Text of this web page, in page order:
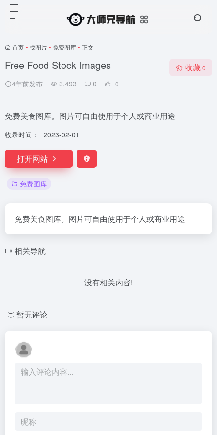
首页 • 找图片 • 免费图库 • 正文
Free Food Stock Images
4年前发布 3,493 0 0
收藏 0
免费美食图库。图片可自由使用于个人或商业用途
收录时间： 2023-02-01
打开网站
免费图库
免费美食图库。图片可自由使用于个人或商业用途
相关导航
没有相关内容!
暂无评论